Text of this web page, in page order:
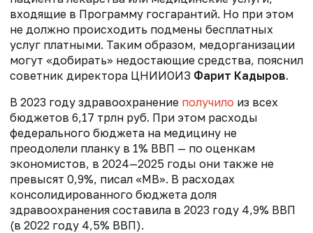
входящие в Программу госгарантий. Но при этом
не должно происходить подмены бесплатных
услуг платными. Таким образом, медорганизации
могут «добирать» недостающие средства, пояснил
советник директора ЦНИИОИЗ Фарит Кадыров.
В 2023 году здравоохранение получило из всех
бюджетов 6,17 трлн руб. При этом расходы
федерального бюджета на медицину не
преодолели планку в 1% ВВП — по оценкам
экономистов, в 2024—2025 годы они также не
превысят 0,9%, писал «МВ». В расходах
консолидированного бюджета доля
здравоохранения составила в 2023 году 4,9% ВВП
(в 2022 году 4,5% ВВП).